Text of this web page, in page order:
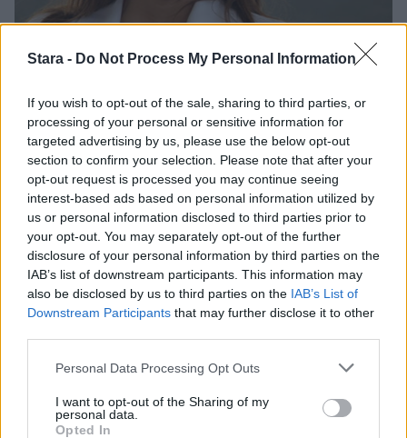
Stara - Do Not Process My Personal Information
If you wish to opt-out of the sale, sharing to third parties, or
processing of your personal or sensitive information for
targeted advertising by us, please use the below opt-out
section to confirm your selection. Please note that after your
opt-out request is processed you may continue seeing
interest-based ads based on personal information utilized by
us or personal information disclosed to third parties prior to
your opt-out. You may separately opt-out of the further
disclosure of your personal information by third parties on the
IAB’s list of downstream participants. This information may
also be disclosed by us to third parties on the IAB’s List of
Downstream Participants that may further disclose it to other
Personal Data Processing Opt Outs
I want to opt-out of the Sharing of my
personal data.
Opted In
21.1.2016, 17:30
Elokuvatähti syöpäpotilaan
roolissa: Penelope Cruz kaljuna!